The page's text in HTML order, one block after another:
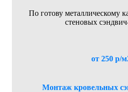
По готову металлическому
стеновых
от 250 р/
Монтаж кровельных